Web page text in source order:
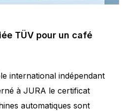
TÜV pour un café
international indépendant
à JURA le certificat
automatiques sont